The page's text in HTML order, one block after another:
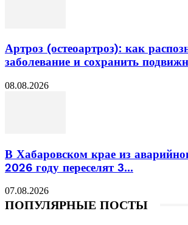
Артроз (остеоартроз): как
заболевание и сохранить
08.08.2026
В Хабаровском крае из
2026 году переселят 3...
07.08.2026
ПОПУЛЯРНЫЕ ПОСТЫ